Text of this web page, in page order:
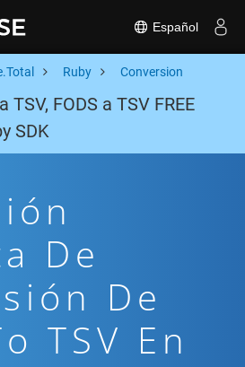
Español
Ruby Conversion
TSV, FODS a TSV FREE
SDK
De
De
TSV En